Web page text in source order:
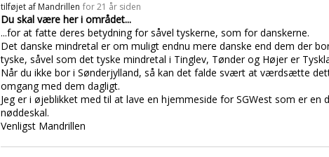
tilføjet af Mandrillen for 21 år siden
Du skal være her i området...
...for at fatte deres betydning for såvel tyskerne, som for danskerne.
Det danske mindretal er om muligt endnu mere danske end dem der
tyske, såvel som det tyske mindretal i Tinglev, Tønder og Højer er
Når du ikke bor i Sønderjylland, så kan det falde svært at værdsætte
omgang med dem dagligt.
Jeg er i øjeblikket med til at lave en hjemmeside for SGWest som er
nøddeskal.
Venligst Mandrillen